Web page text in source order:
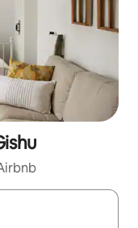
med upp- och